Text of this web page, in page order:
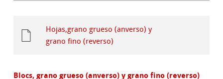
Hojas,grano grueso (anverso) y
grano fino (reverso)
Blocs, grano grueso (anverso) y grano fino (reverso)